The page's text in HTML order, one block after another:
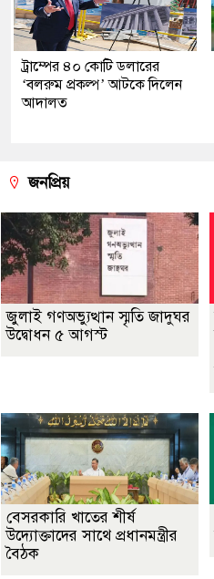
ট্রাম্পের ৪০ কোটি ডলারের
‘বলরুম প্রকল্প’ আটকে দিলেন
আদালত
জনপ্রিয়
জুলাই গণঅভ্যুত্থান স্মৃতি জাদুঘর
উদ্বোধন ৫ আগস্ট
বেসরকারি খাতের শীর্ষ
উদ্যোক্তাদের সাথে প্রধানমন্ত্রীর
বৈঠক